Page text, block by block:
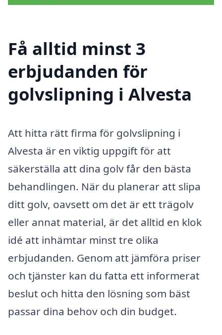
Få alltid minst 3
erbjudanden för
golvslipning i Alvesta
Att hitta rätt firma för golvslipning i
Alvesta är en viktig uppgift för att
säkerställa att dina golv får den bästa
behandlingen. När du planerar att slipa
ditt golv, oavsett om det är ett trägolv
eller annat material, är det alltid en klok
idé att inhämtar minst tre olika
erbjudanden. Genom att jämföra priser
och tjänster kan du fatta ett informerat
beslut och hitta den lösning som bäst
passar dina behov och din budget.